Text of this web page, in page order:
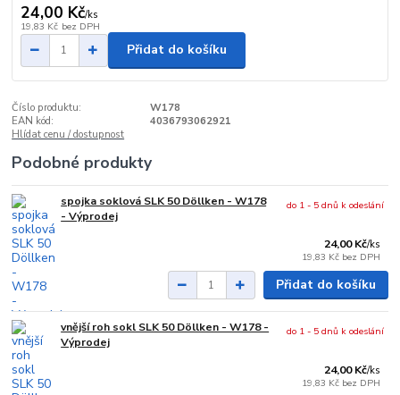
24,00 Kč/ks
19,83 Kč bez DPH
Přidat do košíku
Číslo produktu:
W178
EAN kód:
4036793062921
Hlídat cenu / dostupnost
Podobné produkty
spojka soklová SLK 50 Döllken - W178
- Výprodej
24,00 Kč/ks
19,83 Kč bez DPH
do 1 - 5 dnů k odeslání
Přidat do košíku
vnější roh sokl SLK 50 Döllken - W178 -
Výprodej
24,00 Kč/ks
19,83 Kč bez DPH
do 1 - 5 dnů k odeslání